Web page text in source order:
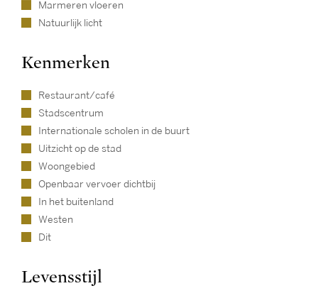
Marmeren vloeren
Natuurlijk licht
Kenmerken
Restaurant/café
Stadscentrum
Internationale scholen in de buurt
Uitzicht op de stad
Woongebied
Openbaar vervoer dichtbij
In het buitenland
Westen
Dit
Levensstijl